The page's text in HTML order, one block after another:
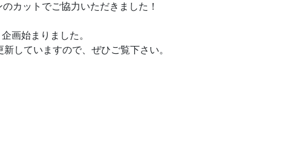
カットでご協力いただきました！
画始まりました。
していますので、ぜひご覧下さい。